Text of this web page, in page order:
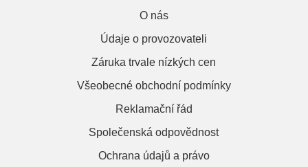
O nás
Údaje o provozovateli
Záruka trvale nízkých cen
Všeobecné obchodní podmínky
Reklamační řád
Společenská odpovědnost
Ochrana údajů a právo